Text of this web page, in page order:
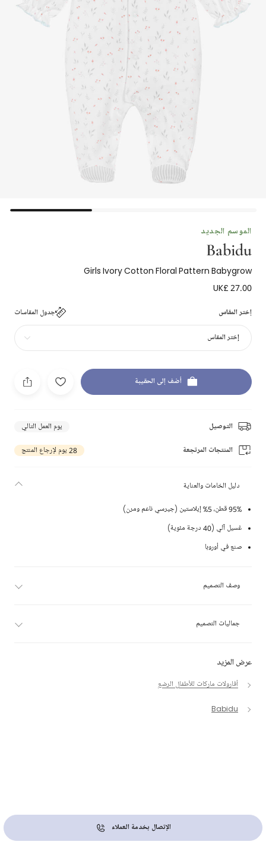
الموسم الجديد
Babidu
Girls Ivory Cotton Floral Pattern Babygrow
UK£ 27.00
إختر المقاس جدول المقاسات
إختر المقاس
أضف إلى الحقيبة
التوصيل يوم العمل التالي
المنتجات المرتجعة 28 يوم لإرجاع المنتج
عرض المزيد
أفارولات ماركات للأطفال الرضع
Babidu
دليل الخامات والعناية
95% قطن، 5% إيلاستين (جيرسي ناعم ومرن)
غسيل آلي (40 درجة مئوية)
صنع في أوروبا
وصف التصميم
جماليات التصميم
الإتصال بخدمة العملاء